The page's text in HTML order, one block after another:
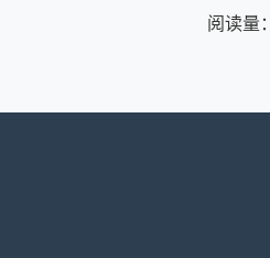
阅读量：